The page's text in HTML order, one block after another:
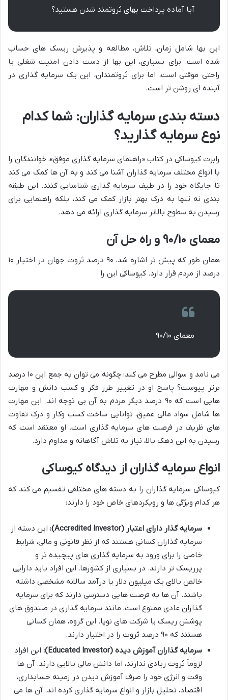
آیا آماده پرداخت بهای ثروتمند شدن هستید؟
این بها شامل زمان، تلاش، مطالعه و پذیرش ریسک های حساب
شده است. برای بسیاری، این بها از دست دادن امنیت شغلی یا
راحتی موقتی است، اما برای ثروتمندان، این یک سرمایه گذاری در
آینده ای روشن تر است.
دسته بندی سرمایه گذاران: شما کدام
نوع سرمایه گذارید؟
رابرت کیوساکی در کتاب «راهنمای سرمایه گذاری موفق»، خوانندگان را
با انواع مختلف سرمایه گذاران آشنا می کند و به آن ها کمک می کند
تا جایگاه خود را در طیف سرمایه گذاری شناسایی کنند. این طبقه
بندی نه تنها به درک بهتر بازار کمک می کند، بلکه راهنمایی برای
رسیدن به سطوح بالاتر سرمایه گذاری ارائه می دهد.
معمای ۹۰/۱۰ و راه حل آن
همان طور که پیش تر اشاره شد، ۹۰ درصد ثروت جهان در اختیار ۱۰
درصد از مردم قرار دارد. کیوساکی این را
معمای ۹۰/۱۰
می نامد و سوالی مطرح می کند: چگونه می توان به جمع این ۱۰ درصد
برتر پیوست؟ پاسخ او در تغییر طرز فکر و کسب دانش و مهارت
هایی است که ۹۰ درصد دیگر مردم به آن بی توجه اند. این مهارت
ها شامل سواد مالی عمیق، توانایی ساخت کسب وکار و درک تفاوت
های ظریف در فرصت های سرمایه گذاری است. او معتقد است که
رسیدن به این دهک بالا، نیاز به تلاش آگاهانه و مداوم دارد.
انواع سرمایه گذاران از دیدگاه کیوساکی
کیوساکی سرمایه گذاران را به دسته های مختلفی تقسیم می کند که
هر کدام ویژگی ها و رویکردهای خاص خود را دارند:
سرمایه گذار دارای اعتبار (Accredited Investor):
این دسته از
سرمایه گذاران کسانی هستند که از نظر قانونی و مالی، شرایط
خاصی را برای ورود به سرمایه گذاری های پیچیده تر و
پرریسک تر دارند. در بسیاری از کشورها، این افراد باید دارایی
خالص بالای یک میلیون دلار یا درآمد سالانه مشخصی داشته
باشند. آن ها به فرصت هایی دسترسی دارند که برای سرمایه
گذاران عادی ممنوع است، مانند سرمایه گذاری در صندوق های
پوشش ریسک یا شرکت های نوپا. این گروه، همان کسانی
هستند که ۹۰ درصد ثروت را در اختیار دارند.
سرمایه گذاران آموزش دیده (Educated Investor):
این افراد
لزوماً ثروت زیادی ندارند، اما دانش مالی بالایی دارند. آن ها
وقت و انرژی خود را صرف آموزش دیدن در زمینه حسابداری،
اقتصاد، تحلیل بازار و انواع سرمایه گذاری کرده اند. آن ها می